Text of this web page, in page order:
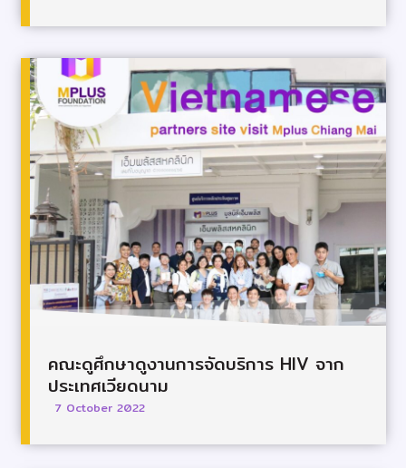
คณะดูศึกษาดูงานการจัดบริการ HIV จาก
ประเทศเวียดนาม
7 October 2022